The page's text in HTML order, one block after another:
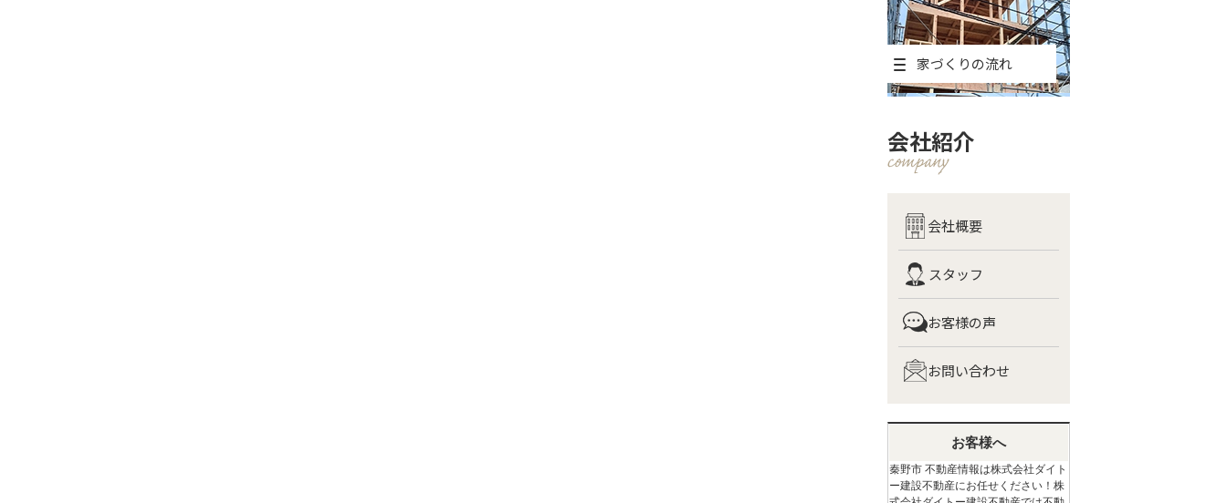
家づくりの流れ
会社紹介
会社概要
スタッフ
お客様の声
お問い合わせ
お客様へ
秦野市 不動産情報は株式会社ダイト
ー建設不動産にお任せください！株